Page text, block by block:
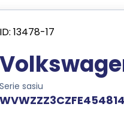
ID: 13478-17
Serie sasiu
WVWZZZ3CZFE454814